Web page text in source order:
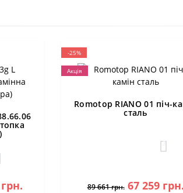
-25%
Акція
Romotop RIANO 01 піч-
сталь
3
89 661 грн. 67 259 грн.